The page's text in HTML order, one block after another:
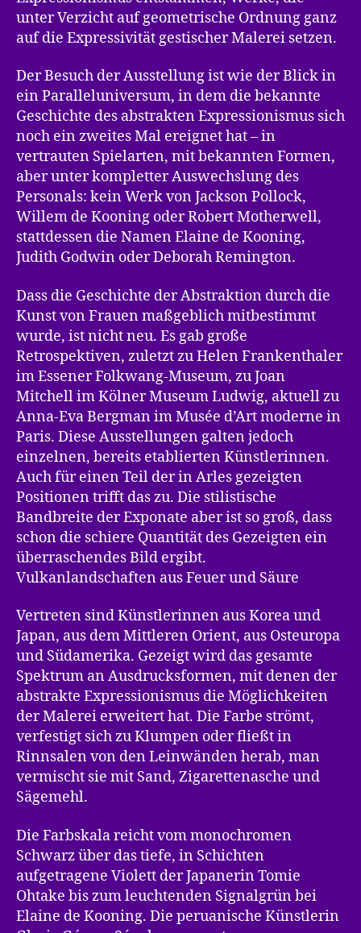
unter Verzicht auf geometrische Ordnung ganz
auf die Expressivität gestischer Malerei setzen.
Der Besuch der Ausstellung ist wie der Blick in
ein Paralleluniversum, in dem die bekannte
Geschichte des abstrakten Expressionismus sich
noch ein zweites Mal ereignet hat – in
vertrauten Spielarten, mit bekannten Formen,
aber unter kompletter Auswechslung des
Personals: kein Werk von Jackson Pollock,
Willem de Kooning oder Robert Motherwell,
stattdessen die Namen Elaine de Kooning,
Judith Godwin oder Deborah Remington.
Dass die Geschichte der Abstraktion durch die
Kunst von Frauen maßgeblich mitbestimmt
wurde, ist nicht neu. Es gab große
Retrospektiven, zuletzt zu Helen Frankenthaler
im Essener Folkwang-Museum, zu Joan
Mitchell im Kölner Museum Ludwig, aktuell zu
Anna-Eva Bergman im Musée d’Art moderne in
Paris. Diese Ausstellungen galten jedoch
einzelnen, bereits etablierten Künstlerinnen.
Auch für einen Teil der in Arles gezeigten
Positionen trifft das zu. Die stilistische
Bandbreite der Exponate aber ist so groß, dass
schon die schiere Quantität des Gezeigten ein
überraschendes Bild ergibt.
Vulkanlandschaften aus Feuer und Säure
Vertreten sind Künstlerinnen aus Korea und
Japan, aus dem Mittleren Orient, aus Osteuropa
und Südamerika. Gezeigt wird das gesamte
Spektrum an Ausdrucksformen, mit denen der
abstrakte Expressionismus die Möglichkeiten
der Malerei erweitert hat. Die Farbe strömt,
verfestigt sich zu Klumpen oder fließt in
Rinnsalen von den Leinwänden herab, man
vermischt sie mit Sand, Zigarettenasche und
Sägemehl.
Die Farbskala reicht vom monochromen
Schwarz über das tiefe, in Schichten
aufgetragene Violett der Japanerin Tomie
Ohtake bis zum leuchtenden Signalgrün bei
Elaine de Kooning. Die peruanische Künstlerin